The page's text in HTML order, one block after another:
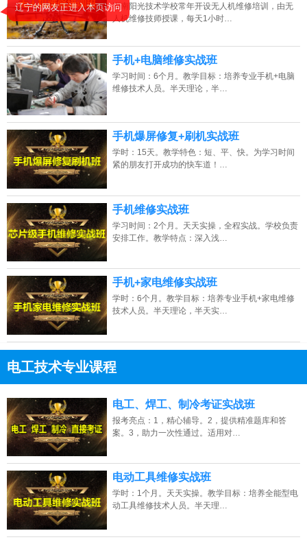
2026年8月9号_广西_吴同学（189****2030）报名:【手机维修培训班】
湖南阳光技术学校常年开设无人机维修培训，由无
人机维修技师授课，每天1小时…
手机+电脑维修实战班
学习时间：6个月。教学目标：培养专业手机+电脑
维修技术人员。半天理论，半…
手机爆屏修复+刷机实战班
学时：15天。教学特色：短、平、快。为学习时间
紧的朋友打开成功的快车道！…
手机维修实战班
学习时间：2个月。天天实操，全程实战。学校负责
安排工作。教学特点：深入浅…
手机+家电维修实战班
学时：6个月。教学目标：培养专业手机+家电维修
技术人员。半天理论，半天实…
电工技术专业课程
点击免费咨询电话：13807313137
电工、焊工、制冷考证实战班
报考亮点：1，精心辅导。2，提供精准题库和答
案。3，助力一次性通过。适用对…
电动工具维修实战班
学时：1个月。天天实操。教学目标：培养全能型电
动工具维修技术人员。半天理…
辽宁的网友正进入本页访问